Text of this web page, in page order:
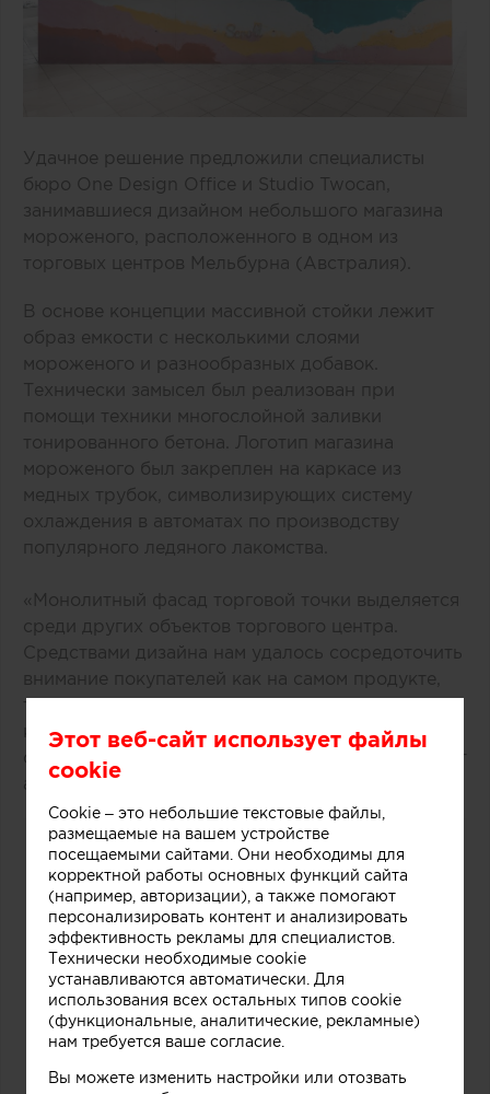
Удачное решение предложили специалисты
бюро One Design Office и Studio Twocan,
занимавшиеся дизайном небольшого магазина
мороженого, расположенного в одном из
торговых центров Мельбурна (Австралия).
В основе концепции массивной стойки лежит
образ емкости с несколькими слоями
мороженого и разнообразных добавок.
Технически замысел был реализован при
помощи техники многослойной заливки
тонированного бетона. Логотип магазина
мороженого был закреплен на каркасе из
медных трубок, символизирующих систему
охлаждения в автоматах по производству
популярного ледяного лакомства.
«Монолитный фасад торговой точки выделяется
среди других объектов торгового центра.
Средствами дизайна нам удалось сосредоточить
внимание покупателей как на самом продукте,
так и на производственном процессе, в основе
которого перемешивание слоев фруктов, ягод,
орехов и ароматических добавок», рассказывают
авторы этого небольшого проекта.
Этот веб-сайт использует файлы
cookie
Cookie – это небольшие текстовые файлы,
размещаемые на вашем устройстве
посещаемыми сайтами. Они необходимы для
корректной работы основных функций сайта
(например, авторизации), а также помогают
персонализировать контент и анализировать
эффективность рекламы для специалистов.
Технически необходимые cookie
устанавливаются автоматически. Для
использования всех остальных типов cookie
(функциональные, аналитические, рекламные)
нам требуется ваше согласие.
Вы можете изменить настройки или отозвать